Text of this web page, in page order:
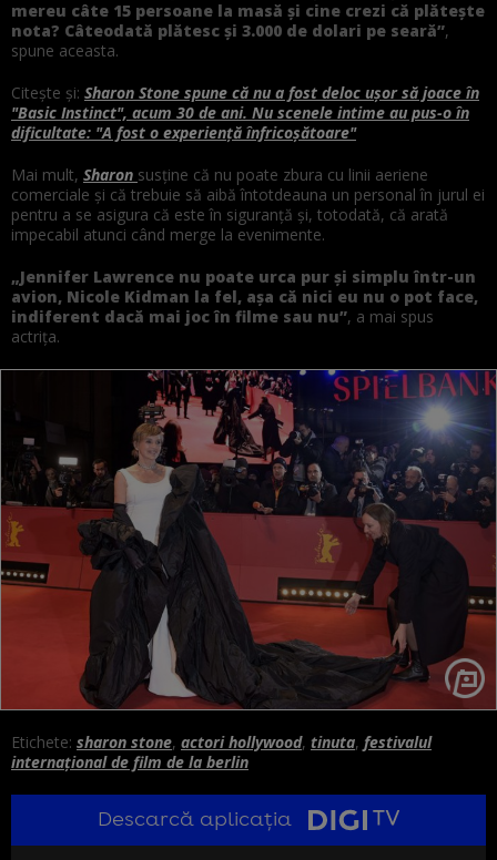
mereu câte 15 persoane la masă și cine crezi că plătește
nota? Câteodată plătesc și 3.000 de dolari pe seară”,
spune aceasta.
Citește și: Sharon Stone spune că nu a fost deloc ușor să joace în
"Basic Instinct", acum 30 de ani. Nu scenele intime au pus-o în
dificultate: "A fost o experiență înfricoșătoare"
Mai mult, Sharon susține că nu poate zbura cu linii aeriene
comerciale și că trebuie să aibă întotdeauna un personal în jurul ei
pentru a se asigura că este în siguranță și, totodată, că arată
impecabil atunci când merge la evenimente.
„Jennifer Lawrence nu poate urca pur și simplu într-un
avion, Nicole Kidman la fel, așa că nici eu nu o pot face,
indiferent dacă mai joc în filme sau nu”, a mai spus
actrița.
Etichete: sharon stone, actori hollywood, tinuta, festivalul
internațional de film de la berlin
Descarcă aplicația